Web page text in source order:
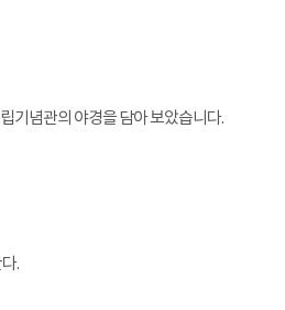
기념관의 야경을 담아 보았습니다.
.